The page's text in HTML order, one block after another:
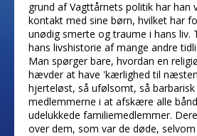
grund af Vagttårnets politik har
kontakt med sine børn, hvilket har
unødig smerte og traume i hans liv.
hans livshistorie af mange andre
Man spørger bare, hvordan en
hævder at have 'kærlighed til
hjerteløst, så ufølsomt, så
medlemmerne i at afskære alle
udelukkede familiemedlemmer.
over dem, som var de døde,